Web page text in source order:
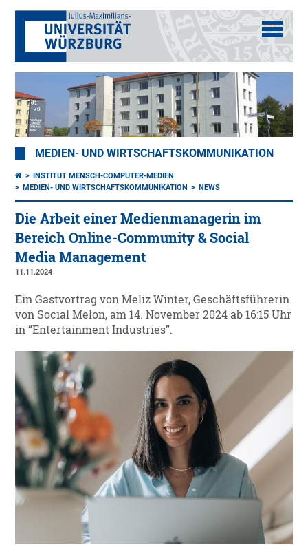
MEDIEN- UND WIRTSCHAFTSKOMMUNIKATION
INSTITUT MENSCH-COMPUTER-MEDIEN
MEDIEN- UND WIRTSCHAFTSKOMMUNIKATION
NEWS
Die Arbeit einer Medienmanagerin im
Bereich Online-Community & Social
Media Management
11.11.2024
Ein Gastvortrag von Meliz Winter, Geschäftsführerin
von Social Melon, am 14. November 2024 ab 16:15 Uhr
in “Entertainment Industries”.